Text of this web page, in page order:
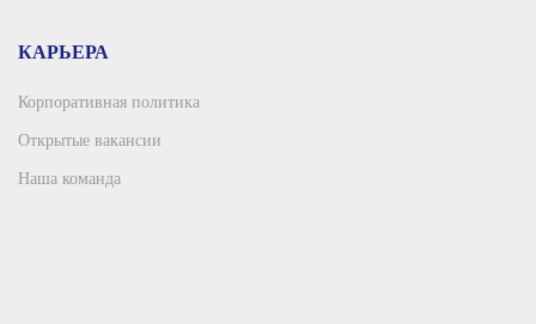
КАРЬЕРА
Корпоративная политика
Открытые вакансии
Наша команда